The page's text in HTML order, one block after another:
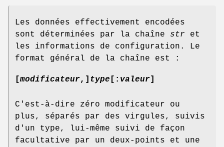
Les données effectivement encodées
sont déterminées par la chaîne str et
les informations de configuration. Le
format général de la chaîne est :
[modificateur, type : valeur
C'est-à-dire zéro modificateur ou
plus, séparés par des virgules, suivis
d'un type, lui-même suivi de façon
facultative par un deux-points et une